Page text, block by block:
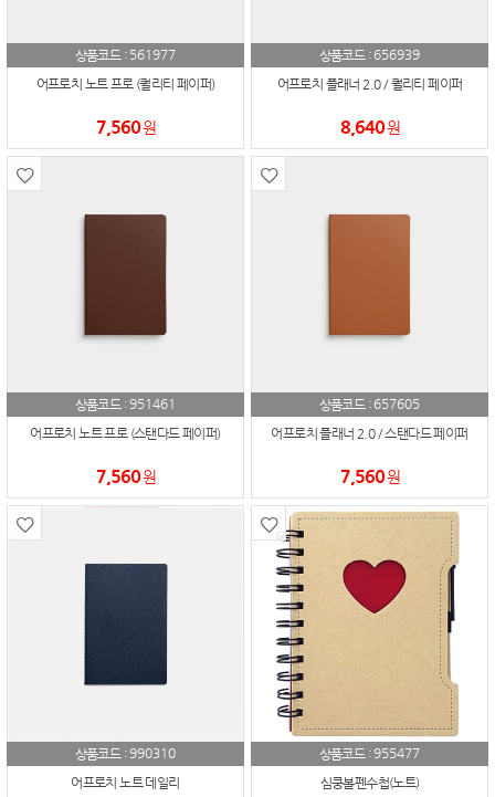
상품코드 : 561977
어프로치 노트 프로 (퀄리티 페이퍼)
7,560원
상품코드 : 656939
어프로치 플래너 2.0 / 퀄리티 페이퍼
8,640원
상품코드 :951461
어프로치 노트 프로 (스탠다드 페이퍼)
7,560원
상품코드 : 657605
어프로치 플래너 2.0 / 스탠다드 페이퍼
7,560원
상품코드 :990310
어프로치 노트 데일리
상품코드 :955477
심쿵볼펜수첩(노트)